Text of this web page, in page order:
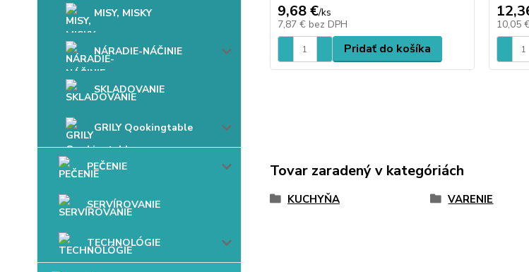
MISY, MISKY
NÁRADIE-NÁČINIE
SKLADOVANIE
GRILY Qookingtable
PEČENIE
SERVÍROVANIE
TECHNOLÓGIE
9,68 €/ks
7,87 € bez DPH
Pridať do košíka
10,05
Tovar zaradený v kategóriách
KUCHYŇA VARENIE